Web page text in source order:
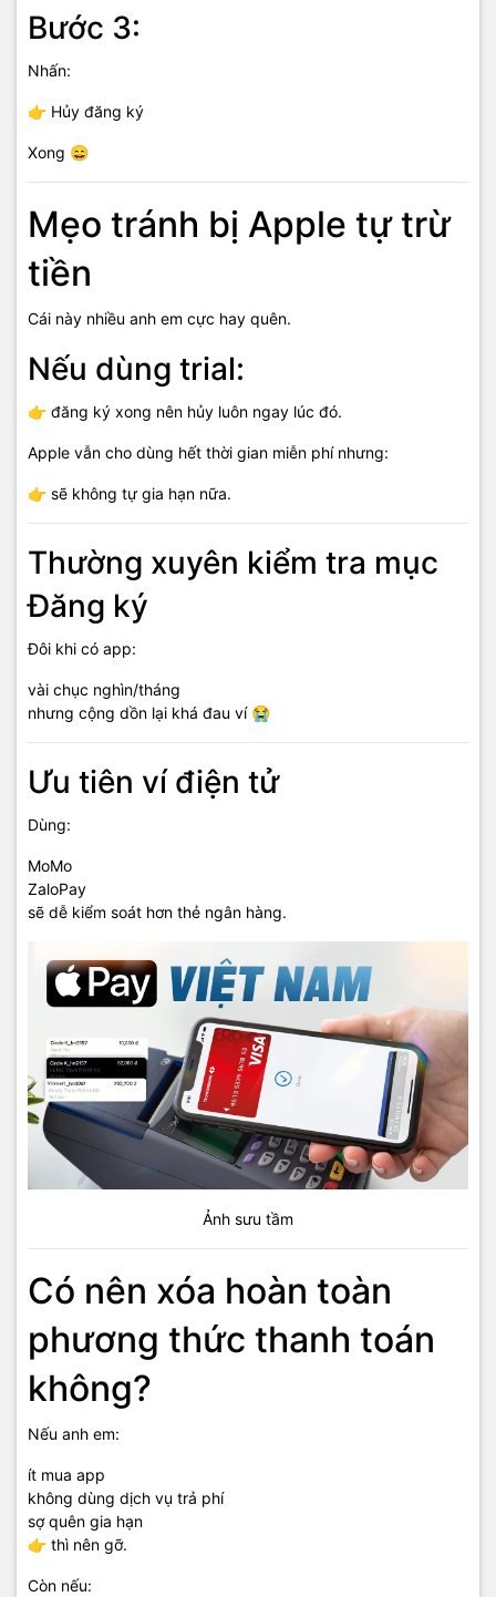
Bước 3:
Nhấn:
👉 Hủy đăng ký
Xong 😄
Mẹo tránh bị Apple tự trừ
tiền
Cái này nhiều anh em cực hay quên.
Nếu dùng trial:
👉 đăng ký xong nên hủy luôn ngay lúc đó.
Apple vẫn cho dùng hết thời gian miễn phí nhưng:
👉 sẽ không tự gia hạn nữa.
Thường xuyên kiểm tra mục
Đăng ký
Đôi khi có app:
vài chục nghìn/tháng
nhưng cộng dồn lại khá đau ví 😭
Ưu tiên ví điện tử
Dùng:
MoMo
ZaloPay
sẽ dễ kiểm soát hơn thẻ ngân hàng.
Ảnh sưu tầm
Có nên xóa hoàn toàn
phương thức thanh toán
không?
Nếu anh em:
ít mua app
không dùng dịch vụ trả phí
sợ quên gia hạn
👉 thì nên gỡ.
Còn nếu: